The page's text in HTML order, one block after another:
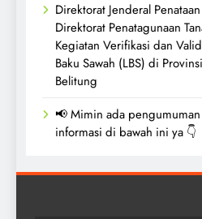
Direktorat Jenderal
Direktorat Penatagunaan
Kegiatan Verifikasi dan
Baku Sawah (LBS) di
Belitung
📢 Mimin ada
informasi di bawah ini ya 👇